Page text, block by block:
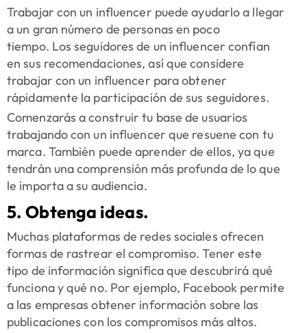
Trabajar con un influencer puede ayudarlo a llegar
a un gran número de personas en poco
tiempo. Los seguidores de un influencer confían
en sus recomendaciones, así que considere
trabajar con un influencer para obtener
rápidamente la participación de sus seguidores.
Comenzarás a construir tu base de usuarios
trabajando con un influencer que resuene con tu
marca. También puede aprender de ellos, ya que
tendrán una comprensión más profunda de lo que
le importa a su audiencia.
5. Obtenga ideas.
Muchas plataformas de redes sociales ofrecen
formas de rastrear el compromiso. Tener este
tipo de información significa que descubrirá qué
funciona y qué no. Por ejemplo, Facebook permite
a las empresas obtener información sobre las
publicaciones con los compromisos más altos.